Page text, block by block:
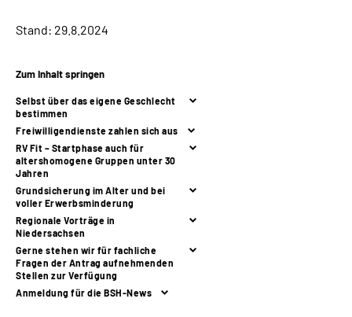
Inhalte in Gebärdensprache (DGS)
Leichte Sprache
Stand: 29.8.2024
Zum Inhalt springen
Selbst über das eigene Geschlecht
bestimmen
Freiwilligendienste zahlen sich aus
RV Fit – Startphase auch für
altershomogene Gruppen unter 30
Jahren
Grundsicherung im Alter und bei
voller Erwerbsminderung
Regionale Vorträge in
Niedersachsen
Gerne stehen wir für fachliche
Fragen der Antrag aufnehmenden
Stellen zur Verfügung
Anmeldung für die BSH-News